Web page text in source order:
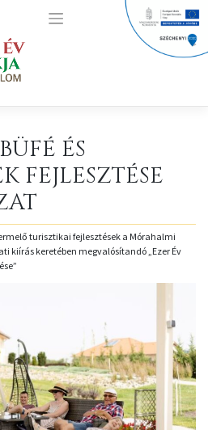
ÉS
FEJLESZTÉSE
turisztikai fejlesztések a Mórahalmi
kiírás keretében megvalósítandó „Ezer Év